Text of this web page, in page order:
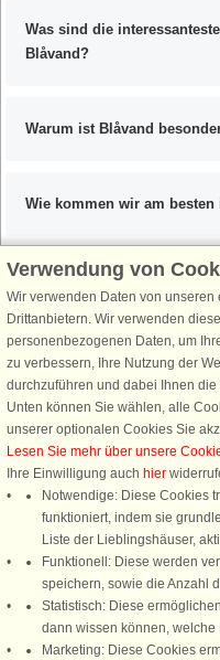
Was sind die
Blåvand?
Warum ist Blåvand
Wie kommen wir am
Schließen Sie sich 100.000
Erhalten Sie einen
Ferienhausurlaub - melden Sie
an. Verpassen Sie nie wieder
Urlaubstipps!
Folgen Sie
Verwendung von
Wir verwenden Daten von
Drittanbietern. Wir verwenden
personenbezogenen Daten, um
zu verbessern, Ihre Nutzung der
durchzuführen und dabei Ihnen
Unten können Sie wählen, alle
unserer optionalen Cookies Sie
Lesen Sie mehr über unsere
Ihre Einwilligung auch hier
Notwendige: Diese Cookies
funktioniert, indem sie
Liste der Lieblingshäuser,
Funktionell: Diese werden
speichern, sowie die Anzahl
Statistisch: Diese
dann wissen können,
Marketing: Diese Cookies